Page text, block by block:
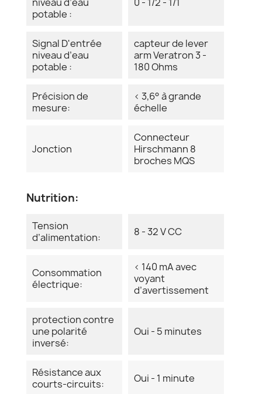
potable :
Signal D'entrée
niveau d’eau
potable :
capteur de lever
arm Veratron 3 -
180 Ohms
Précision de
mesure:
< 3,6° à grande
échelle
Jonction
Connecteur
Hirschmann 8
broches MQS
Nutrition:
Tension
d’alimentation:
8 - 32 V CC
Consommation
électrique:
< 140 mA avec
voyant
d’avertissement
protection contre
une polarité
inversé:
Oui - 5 minutes
Résistance aux
courts-circuits:
Oui - 1 minute